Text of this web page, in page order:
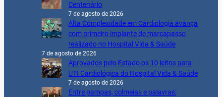
Centenário
7 de agosto de 2026
Alta Complexidade em Cardiologia avança
com primeiro implante de marcapasso
realizado no Hospital Vida & Saúde
7 de agosto de 2026
Aprovados pelo Estado os 10 leitos para
UTI Cardiológica do Hospital Vida & Saúde
7 de agosto de 2026
Entre pampas, colmeias e palavras: